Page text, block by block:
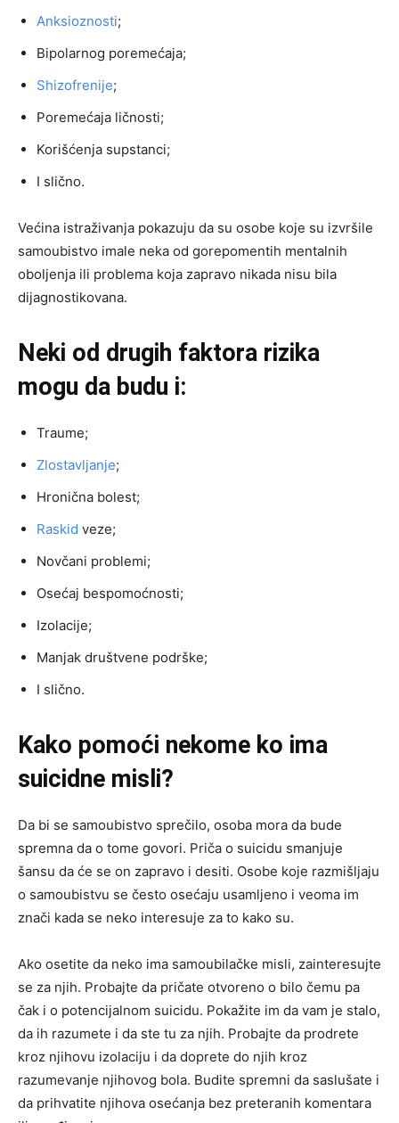
Anksioznosti;
Bipolarnog poremećaja;
Shizofrenije;
Poremećaja ličnosti;
Korišćenja supstanci;
I slično.
Većina istraživanja pokazuju da su osobe koje su izvršile
samoubistvo imale neka od gorepomentih mentalnih
oboljenja ili problema koja zapravo nikada nisu bila
dijagnostikovana.
Neki od drugih faktora rizika
mogu da budu i:
Traume;
Zlostavljanje;
Hronična bolest;
Raskid veze;
Novčani problemi;
Osećaj bespomoćnosti;
Izolacije;
Manjak društvene podrške;
I slično.
Kako pomoći nekome ko ima
suicidne misli?
Da bi se samoubistvo sprečilo, osoba mora da bude
spremna da o tome govori. Priča o suicidu smanjuje
šansu da će se on zapravo i desiti. Osobe koje razmišljaju
o samoubistvu se često osećaju usamljeno i veoma im
znači kada se neko interesuje za to kako su.
Ako osetite da neko ima samoubilačke misli, zainteresujte
se za njih. Probajte da pričate otvoreno o bilo čemu pa
čak i o potencijalnom suicidu. Pokažite im da vam je stalo,
da ih razumete i da ste tu za njih. Probajte da prodrete
kroz njihovu izolaciju i da doprete do njih kroz
razumevanje njihovog bola. Budite spremni da saslušate i
da prihvatite njihova osećanja bez preteranih komentara